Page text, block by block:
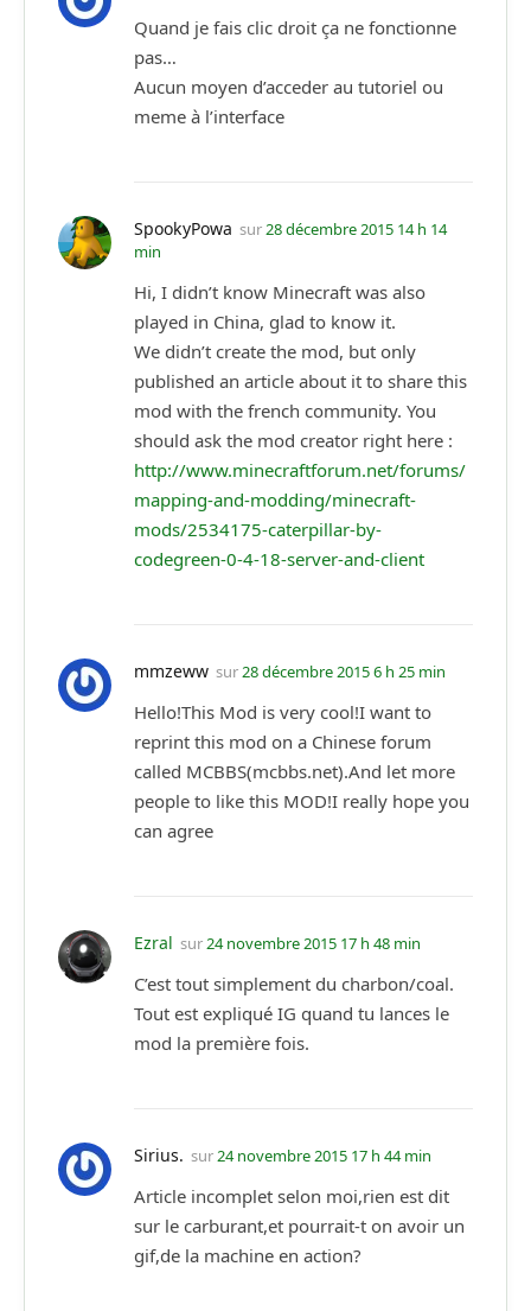
Quand je fais clic droit ça ne fonctionne
pas…
Aucun moyen d’acceder au tutoriel ou
meme à l’interface
SpookyPowa sur28 décembre 2015 14 h 14
min
Hi, I didn’t know Minecraft was also
played in China, glad to know it.
We didn’t create the mod, but only
published an article about it to share this
mod with the french community. You
should ask the mod creator right here :
http://www.minecraftforum.net/forums/
mapping-and-modding/minecraft-
mods/2534175-caterpillar-by-
codegreen-0-4-18-server-and-client
mmzeww sur28 décembre 2015 6 h 25 min
Hello!This Mod is very cool!I want to
reprint this mod on a Chinese forum
called MCBBS(mcbbs.net).And let more
people to like this MOD!I really hope you
can agree
Ezral sur24 novembre 2015 17 h 48 min
C’est tout simplement du charbon/coal.
Tout est expliqué IG quand tu lances le
mod la première fois.
Sirius. sur24 novembre 2015 17 h 44 min
Article incomplet selon moi,rien est dit
sur le carburant,et pourrait-t on avoir un
gif,de la machine en action?